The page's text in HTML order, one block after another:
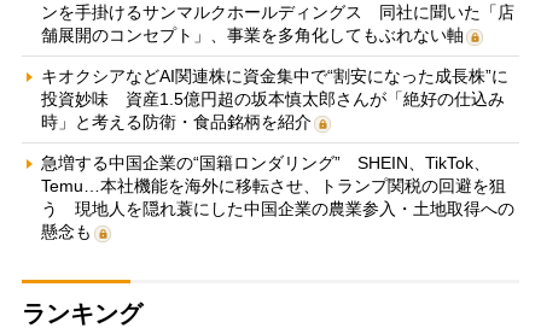
ンを手掛けるサンマルクホールディングス 同社に聞いた「店
舗展開のコンセプト」、事業を多角化してもぶれない軸
キオクシアなどAI関連株に資金集中で“割安になった成長株”に
投資妙味 資産1.5億円超の坂本慎太郎さんが「絶好の仕込み
時」と考える防衛・食品銘柄を紹介
急増する中国企業の“国籍ロンダリング” SHEIN、TikTok、
Temu…本社機能を海外に移転させ、トランプ関税の回避を狙
う 現地人を隠れ蓑にした中国企業の農業参入・土地取得への
懸念も
ランキング